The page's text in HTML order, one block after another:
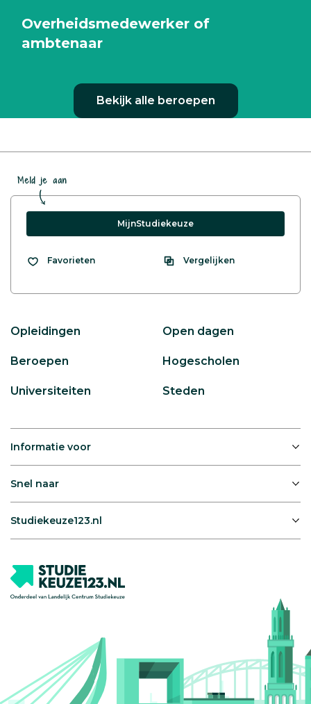
Overheidsmedewerker of
ambtenaar
Bekijk alle beroepen
Meld je aan
MijnStudiekeuze
Favorieten Vergelijken
Opleidingen Open dagen
Beroepen Hogescholen
Universiteiten Steden
Informatie voor
Snel naar
Studiekeuze123.nl